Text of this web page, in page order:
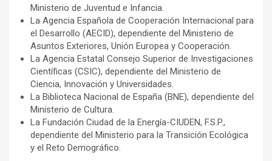
Ministerio de Juventud e Infancia.
La Agencia Española de Cooperación Internacional para
el Desarrollo (AECID), dependiente del Ministerio de
Asuntos Exteriores, Unión Europea y Cooperación.
La Agencia Estatal Consejo Superior de Investigaciones
Científicas (CSIC), dependiente del Ministerio de
Ciencia, Innovación y Universidades.
La Biblioteca Nacional de España (BNE), dependiente del
Ministerio de Cultura.
La Fundación Ciudad de la Energía-CIUDEN, F.S.P.,
dependiente del Ministerio para la Transición Ecológica
y el Reto Demográfico.